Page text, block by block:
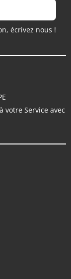
écrivez nous !
votre Service avec